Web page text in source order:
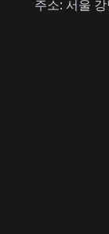
주소: 서울